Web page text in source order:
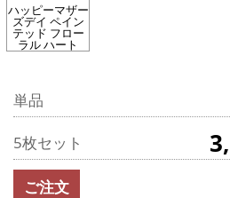
ハッピーマザー
ズデイ ペイン
テッド フロー
ラル ハート
単品
5枚セット
ご注文